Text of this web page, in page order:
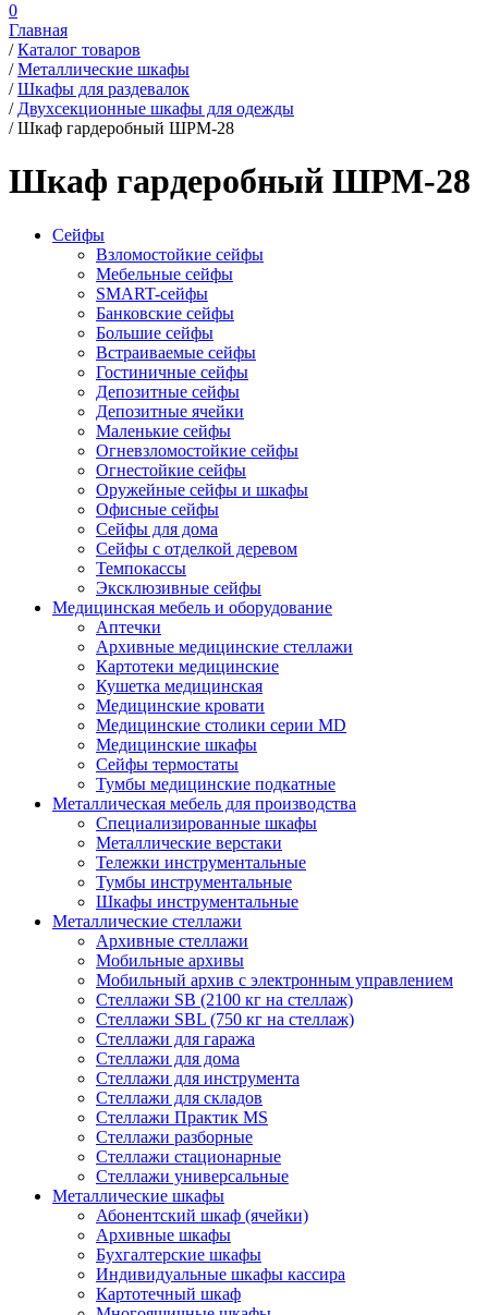
0
Главная
/ Каталог товаров
/ Металлические шкафы
/ Шкафы для раздевалок
/ Двухсекционные шкафы для одежды
/ Шкаф гардеробный ШРМ-28
Шкаф гардеробный ШРМ-28
Сейфы
Взломостойкие сейфы
Мебельные сейфы
SMART-сейфы
Банковские сейфы
Большие сейфы
Встраиваемые сейфы
Гостиничные сейфы
Депозитные сейфы
Депозитные ячейки
Маленькие сейфы
Огневзломостойкие сейфы
Огнестойкие сейфы
Оружейные сейфы и шкафы
Офисные сейфы
Сейфы для дома
Сейфы с отделкой деревом
Темпокассы
Эксклюзивные сейфы
Медицинская мебель и оборудование
Аптечки
Архивные медицинские стеллажи
Картотеки медицинские
Кушетка медицинская
Медицинские кровати
Медицинские столики серии MD
Медицинские шкафы
Сейфы термостаты
Тумбы медицинские подкатные
Металлическая мебель для производства
Cпециализированные шкафы
Металлические верстаки
Тележки инструментальные
Тумбы инструментальные
Шкафы инструментальные
Металлические стеллажи
Архивные стеллажи
Мобильные архивы
Мобильный архив с электронным управлением
Стеллажи SB (2100 кг на стеллаж)
Стеллажи SBL (750 кг на стеллаж)
Стеллажи для гаража
Стеллажи для дома
Стеллажи для инструмента
Стеллажи для складов
Стеллажи Практик MS
Стеллажи разборные
Стеллажи стационарные
Стеллажи универсальные
Металлические шкафы
Абонентский шкаф (ячейки)
Архивные шкафы
Бухгалтерские шкафы
Индивидуальные шкафы кассира
Картотечный шкаф